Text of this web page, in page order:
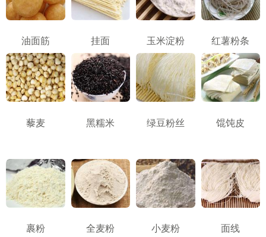
油面筋 挂面 玉米淀粉 红薯粉条
藜麦 黑糯米 绿豆粉丝 馄饨皮
裹粉 全麦粉 小麦粉 面线